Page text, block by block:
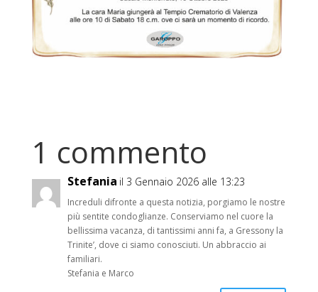
1 commento
Stefania il 3 Gennaio 2026 alle 13:23
Increduli difronte a questa notizia, porgiamo le nostre
più sentite condoglianze. Conserviamo nel cuore la
bellissima vacanza, di tantissimi anni fa, a Gressony la
Trinite’, dove ci siamo conosciuti. Un abbraccio ai
familiari.
Stefania e Marco